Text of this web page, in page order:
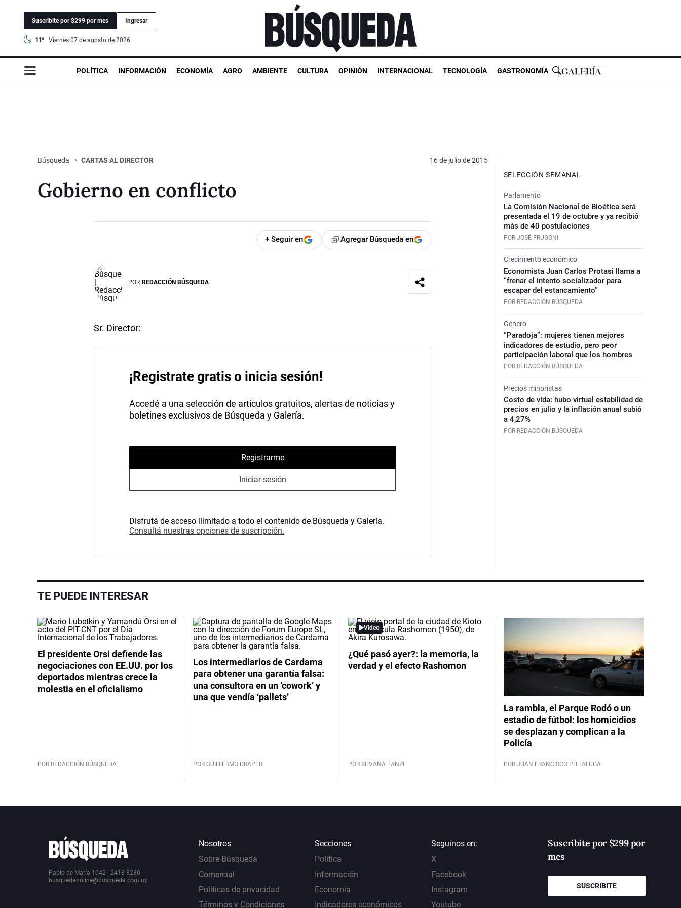
Suscribite por $299 por mes Ingresar
11° viernes 07 de agosto de 2026
POLÍTICA INFORMACIÓN ECONOMÍA AGRO AMBIENTE CULTURA OPINIÓN INTERNACIONAL TECNOLOGÍA GASTRONOMÍA
Búsqueda CARTAS AL DIRECTOR 16 de julio de 2015
Gobierno en conflicto
+ Seguir en Agregar Búsqueda en
POR REDACCIÓN BÚSQUEDA
Sr. Director:
¡Registrate gratis o inicia sesión!
Accedé a una selección de artículos gratuitos, alertas de noticias y
boletines exclusivos de Búsqueda y Galería.
Registrarme
Iniciar sesión
Disfrutá de acceso ilimitado a todo el contenido de Búsqueda y Galería.
Consultá nuestras opciones de suscripción.
SELECCIÓN SEMANAL
Parlamento
La Comisión Nacional de Bioética será
presentada el 19 de octubre y ya recibió
más de 40 postulaciones
POR JOSÉ FRUGONI
Crecimiento económico
Economista Juan Carlos Protasi llama a
“frenar el intento socializador para
escapar del estancamiento”
POR REDACCIÓN BÚSQUEDA
Género
“Paradoja”: mujeres tienen mejores
indicadores de estudio, pero peor
participación laboral que los hombres
POR REDACCIÓN BÚSQUEDA
Precios minoristas
Costo de vida: hubo virtual estabilidad de
precios en julio y la inflación anual subió
a 4,27%
POR REDACCIÓN BÚSQUEDA
TE PUEDE INTERESAR
El presidente Orsi defiende las
negociaciones con EE.UU. por los
deportados mientras crece la
molestia en el oficialismo
POR REDACCIÓN BÚSQUEDA
Los intermediarios de Cardama
para obtener una garantía falsa:
una consultora en un ‘cowork’ y
una que vendía ‘pallets’
POR GUILLERMO DRAPER
Video
¿Qué pasó ayer?: la memoria, la
verdad y el efecto Rashomon
POR SILVANA TANZI
La rambla, el Parque Rodó o un
estadio de fútbol: los homicidios
se desplazan y complican a la
Policía
POR JUAN FRANCISCO PITTALUGA
Pablo de María 1042 - 2418 8280
busquedaonline@busqueda.com.uy
Nosotros
Sobre Búsqueda
Comercial
Políticas de privacidad
Términos y Condiciones
Secciones
Política
Información
Economía
Indicadores económicos
Seguinos en:
X
Facebook
Instagram
Youtube
Suscribite por $299 por
mes
SUSCRIBITE